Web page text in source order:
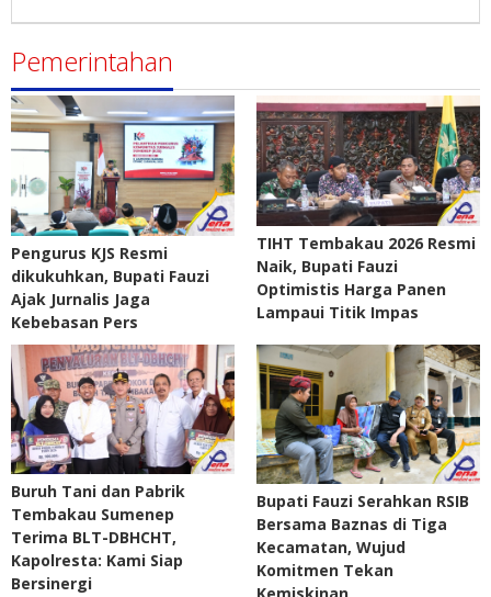
Madura
Pemerintahan
Pengurus KJS Resmi
dikukuhkan, Bupati Fauzi
Ajak Jurnalis Jaga
Kebebasan Pers
TIHT Tembakau 2026 Resmi
Naik, Bupati Fauzi
Optimistis Harga Panen
Lampaui Titik Impas
Buruh Tani dan Pabrik
Tembakau Sumenep
Terima BLT-DBHCHT,
Kapolresta: Kami Siap
Bersinergi
Bupati Fauzi Serahkan RSIB
Bersama Baznas di Tiga
Kecamatan, Wujud
Komitmen Tekan